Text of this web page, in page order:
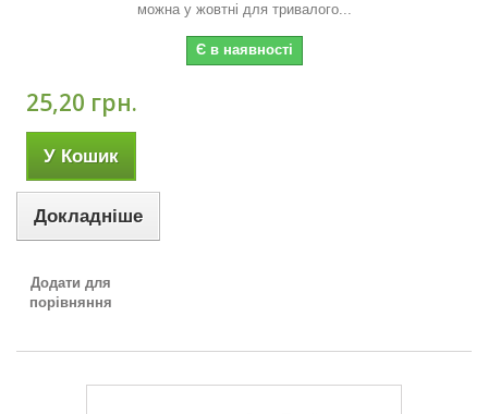
можна у жовтні для тривалого...
Є в наявності
25,20 грн.
У Кошик
Докладніше
Додати для
порівняння